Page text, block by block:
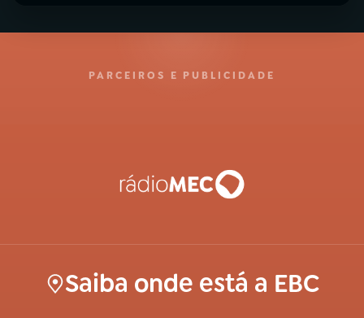
PARCEIROS E PUBLICIDADE
Saiba onde está a EBC